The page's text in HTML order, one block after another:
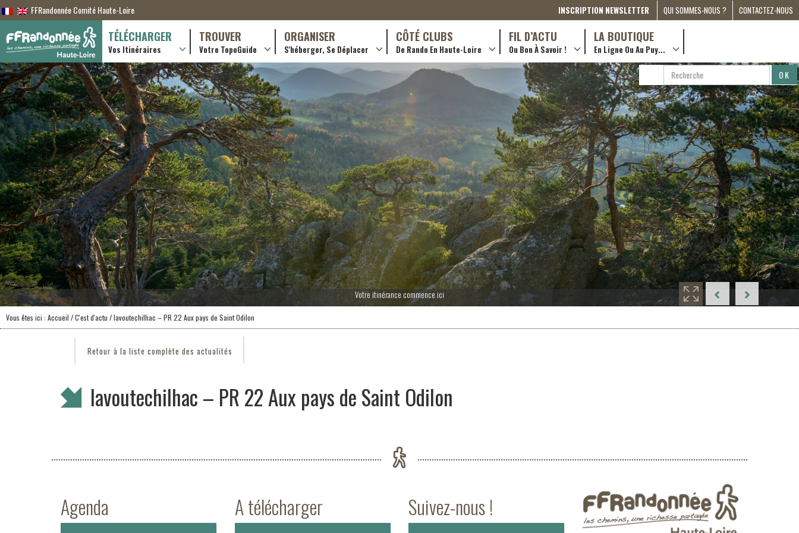
Votre itinérance commence ici
FFRandonnée Comité Haute-Loire INSCRIPTION NEWSLETTER
QUI SOMMES-NOUS ?
A PROPOS
PRESSE
PARTENARIATS
ESPACE MÉDIA
COMPAGNON DE ROUTE
2022
CONTACTEZ-NOUS
TÉLÉCHARGER
Vos Itinéraires
TROUVER
Votre TopoGuide
Randonnées itinerantes (GR)
Randonnées à la journée (PR)
Boutique en ligne
Pratique & conseils
ORGANISER
S'héberger, Se Déplacer
Hôtellerie
Gîtes et chambres d’hôtes
Campings
Restaurants
Transporteurs & services
CÔTÉ CLUBS
De Rando En Haute-Loire
Formations en rando 2024
Rando douce
Trouver un club
Adhérer
Créer un club
Ordre de mission et note de frais
FIL D’ACTU
Ou Bon À Savoir !
LA BOUTIQUE
En Ligne Ou Au Puy...
… en ville !
…en ligne !
RECHERCHER
RECHERCHE
PARTAGER
Vous êtes ici : Accueil /C'est d'actu / lavoutechilhac – PR 22 Aux pays de Saint Odilon
Retour à la liste complète des actualités
lavoutechilhac – PR 22 Aux pays de Saint Odilon
Agenda A télécharger Suivez-nous !